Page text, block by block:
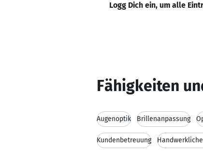
Logg Dich ein, um alle
Fähigkeiten
Augenoptik Brillenanpassung
Kundenbetreuung